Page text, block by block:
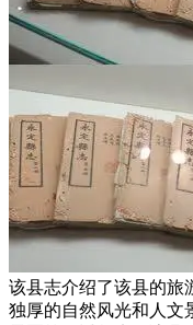
该县志介绍了该县的旅
独厚的自然风光和人文